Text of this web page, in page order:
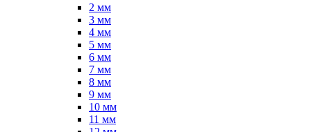
2 мм
3 мм
4 мм
5 мм
6 мм
7 мм
8 мм
9 мм
10 мм
11 мм